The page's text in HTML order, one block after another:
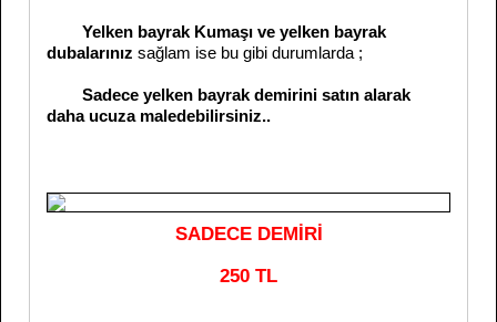
Yelken bayrak Kumaşı ve yelken bayrak
dubalarınız sağlam ise bu gibi durumlarda ;
Sadece yelken bayrak demirini satın alarak
daha ucuza maledebilirsiniz..
SADECE DEMİRİ
250 TL